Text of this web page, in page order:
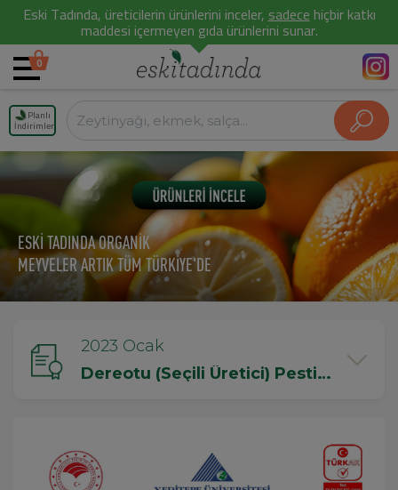
Eski Tadında, üreticilerin ürünlerini inceler,sadecehiçbir katkı
maddesi içermeyen gıda ürünlerini sunar.
0
Planlı
İndirimler
ESKİ TADINDA ORGANİK
MEYVELER ARTIK TÜM TÜRKİYE'DE
2023 Ocak
Dereotu (Seçili Üretici) Pestisit Testi